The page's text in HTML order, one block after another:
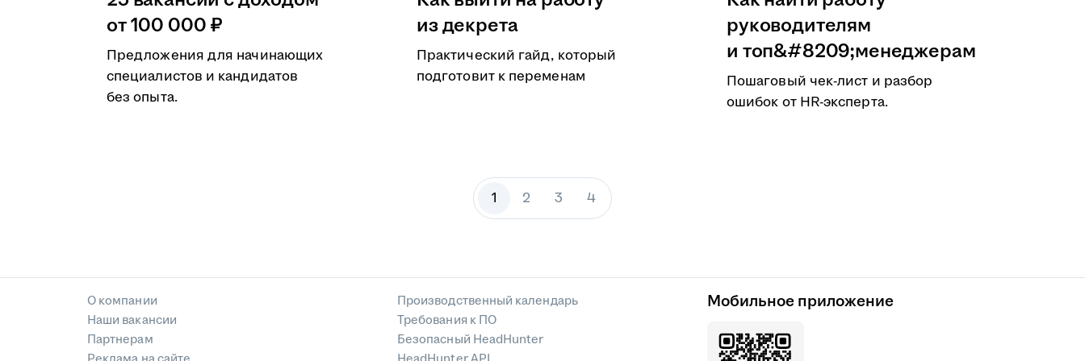
от 100 000 ₽
Предложения для начинающих
специалистов и кандидатов
без опыта.
из декрета
Практический гайд, который
подготовит к переменам
руководителям
и топ&#8209;менеджерам
Пошаговый чек-лист и разбор
ошибок от HR-эксперта.
1 2 3 4
О компании
Наши вакансии
Партнерам
Производственный календарь
Требования к ПО
Безопасный HeadHunter
Мобильное приложение